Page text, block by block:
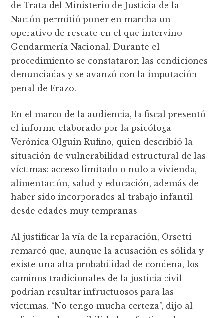
de Trata del Ministerio de Justicia de la
Nación permitió poner en marcha un
operativo de rescate en el que intervino
Gendarmería Nacional. Durante el
procedimiento se constataron las condiciones
denunciadas y se avanzó con la imputación
penal de Erazo.
En el marco de la audiencia, la fiscal presentó
el informe elaborado por la psicóloga
Verónica Olguín Rufino, quien describió la
situación de vulnerabilidad estructural de las
víctimas: acceso limitado o nulo a vivienda,
alimentación, salud y educación, además de
haber sido incorporados al trabajo infantil
desde edades muy tempranas.
Al justificar la vía de la reparación, Orsetti
remarcó que, aunque la acusación es sólida y
existe una alta probabilidad de condena, los
caminos tradicionales de la justicia civil
podrían resultar infructuosos para las
víctimas. “No tengo mucha certeza”, dijo al